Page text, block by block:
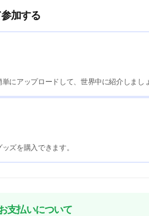
加する
にアップロードして、世界中に紹介しまし
ズを購入できます。
支払いについて